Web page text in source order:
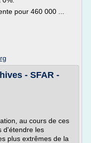
pour 460 000 ...
- SFAR -
au cours de ces
d'étendre les
plus extrêmes de la